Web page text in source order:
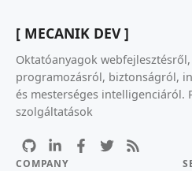
[ MECANIK DEV ]
Oktatóanyagok webfejlesztésről,
programozásról, biztonságról,
és mesterséges intelligenciáról.
szolgáltatások
COMPANY